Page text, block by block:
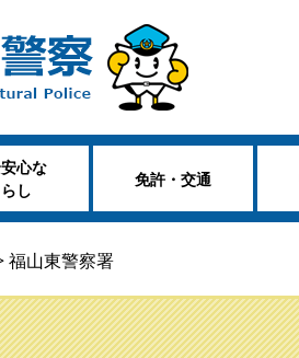
心な
し
免許・交通
福山東警察署